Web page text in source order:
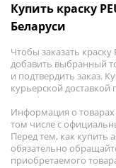
Купить краску
Беларуси
Чтобы заказать краску
добавить выбранный
и подтвердить заказ.
курьерской доставкой
Информация о
том числе с
Перед тем, как купить
обязательно
приобретаемого